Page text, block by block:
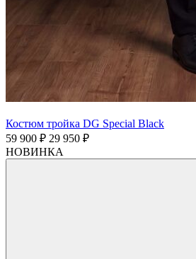
Костюм тройка DG Special Black
59 900 ₽ 29 950 ₽
НОВИНКА